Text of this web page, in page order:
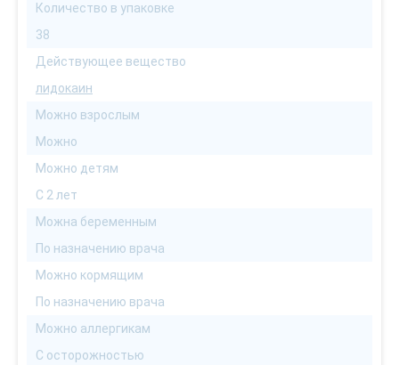
Количество в упаковке
38
Действующее вещество
лидокаин
Можно взрослым
Можно
Можно детям
С 2 лет
Можна беременным
По назначению врача
Можно кормящим
По назначению врача
Можно аллергикам
С осторожностью